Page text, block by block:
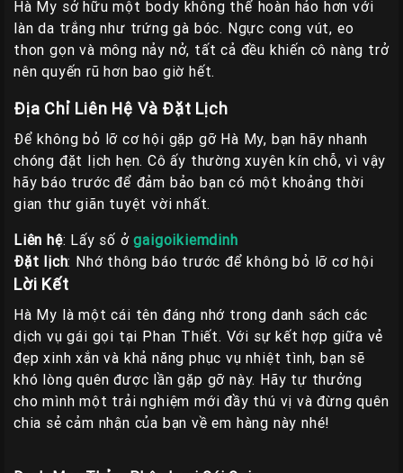
Hà My sở hữu một body không thể hoàn hảo hơn với
làn da trắng như trứng gà bóc. Ngực cong vút, eo
thon gọn và mông nảy nở, tất cả đều khiến cô nàng trở
nên quyến rũ hơn bao giờ hết.
Địa Chỉ Liên Hệ Và Đặt Lịch
Để không bỏ lỡ cơ hội gặp gỡ Hà My, bạn hãy nhanh
chóng đặt lịch hẹn. Cô ấy thường xuyên kín chỗ, vì vậy
hãy báo trước để đảm bảo bạn có một khoảng thời
gian thư giãn tuyệt vời nhất.
Liên hệ: Lấy số ởgaigoikiemdinh
Đặt lịch: Nhớ thông báo trước để không bỏ lỡ cơ hội
Lời Kết
Hà My là một cái tên đáng nhớ trong danh sách các
dịch vụ gái gọi tại Phan Thiết. Với sự kết hợp giữa vẻ
đẹp xinh xắn và khả năng phục vụ nhiệt tình, bạn sẽ
khó lòng quên được lần gặp gỡ này. Hãy tự thưởng
cho mình một trải nghiệm mới đầy thú vị và đừng quên
chia sẻ cảm nhận của bạn về em hàng này nhé!